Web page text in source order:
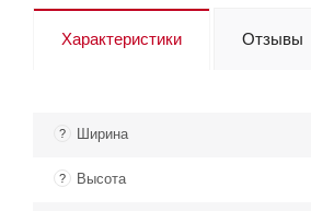
Характеристики Отзывы
? Ширина
? Высота